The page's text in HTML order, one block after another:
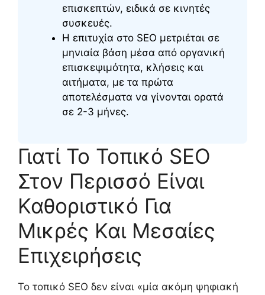
επισκεπτών, ειδικά σε κινητές
συσκευές.
Η επιτυχία στο SEO μετριέται σε
μηνιαία βάση μέσα από οργανική
επισκεψιμότητα, κλήσεις και
αιτήματα, με τα πρώτα
αποτελέσματα να γίνονται ορατά
σε 2-3 μήνες.
Γιατί Το Τοπικό SEO
Στον Περισσό Είναι
Καθοριστικό Για
Μικρές Και Μεσαίες
Επιχειρήσεις
Το τοπικό SEO δεν είναι «μία ακόμη ψηφιακή